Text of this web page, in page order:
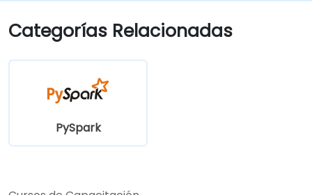
Categorías Relacionadas
PySpark